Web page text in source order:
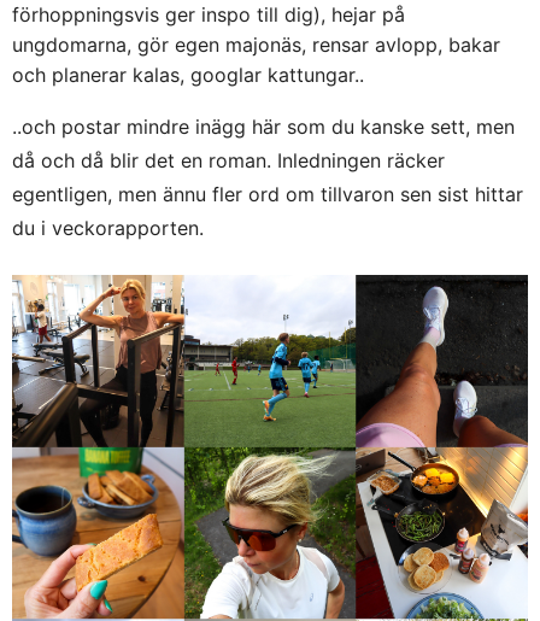
förhoppningsvis ger inspo till dig), hejar på
ungdomarna, gör egen majonäs, rensar avlopp, bakar
och planerar kalas, googlar kattungar..
..och postar mindre inägg här som du kanske sett, men
då och då blir det en roman. Inledningen räcker
egentligen, men ännu fler ord om tillvaron sen sist hittar
du i veckorapporten.